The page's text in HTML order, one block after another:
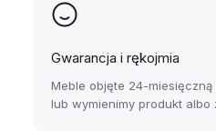
Gwarancja i rękojmia
Meble objęte 24-
lub wymienimy produkt albo